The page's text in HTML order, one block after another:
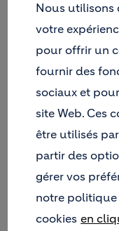
2012.
POUR
Nous utilisons
votre
pour offrir un
fournir des
sociaux et
site Web. Ces
être utilisés
partir des
gérer vos
notre politique
cookies en